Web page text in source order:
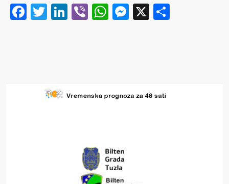
Facebook
Twitter
LinkedIn
ViberWhatsApp
Messenger
X